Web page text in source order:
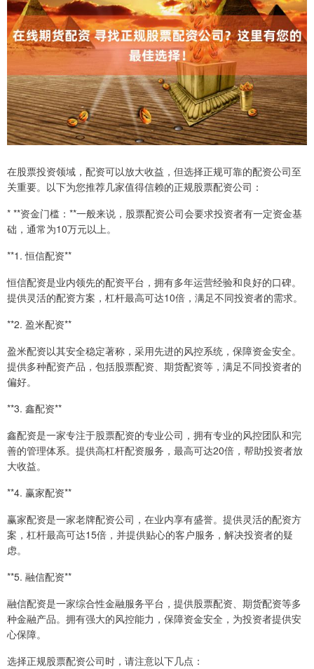
在股票投资领域，配资可以放大收益，但选择正规可靠的配资公司至
关重要。以下为您推荐几家值得信赖的正规股票配资公司：
* **资金门槛：**一般来说，股票配资公司会要求投资者有一定资金基
础，通常为10万元以上。
**1. 恒信配资**
恒信配资是业内领先的配资平台，拥有多年运营经验和良好的口碑。
提供灵活的配资方案，杠杆最高可达10倍，满足不同投资者的需求。
**2. 盈米配资**
盈米配资以其安全稳定著称，采用先进的风控系统，保障资金安全。
提供多种配资产品，包括股票配资、期货配资等，满足不同投资者的
偏好。
**3. 鑫配资**
鑫配资是一家专注于股票配资的专业公司，拥有专业的风控团队和完
善的管理体系。提供高杠杆配资服务，最高可达20倍，帮助投资者放
大收益。
**4. 赢家配资**
赢家配资是一家老牌配资公司，在业内享有盛誉。提供灵活的配资方
案，杠杆最高可达15倍，并提供贴心的客户服务，解决投资者的疑
虑。
**5. 融信配资**
融信配资是一家综合性金融服务平台，提供股票配资、期货配资等多
种金融产品。拥有强大的风控能力，保障资金安全，为投资者提供安
心保障。
选择正规股票配资公司时，请注意以下几点：